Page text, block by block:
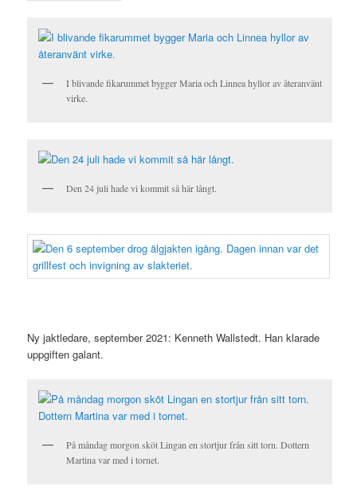
I blivande fikarummet bygger Maria och Linnea hyllor av återanvänt
virke.
Den 24 juli hade vi kommit så här långt.
Ny jaktledare, september 2021: Kenneth Wallstedt. Han klarade
uppgiften galant.
På måndag morgon sköt Lingan en stortjur från sitt torn. Dottern
Martina var med i tornet.